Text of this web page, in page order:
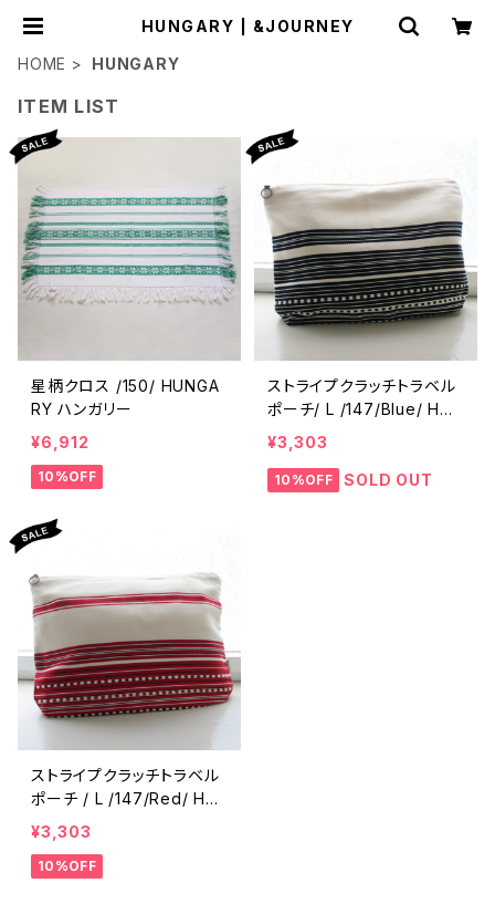
HUNGARY | &JOURNEY
HOME
HUNGARY
ITEM LIST
星柄クロス /150/ HUNGA
RY ハンガリー
¥6,912
10%OFF
ストライプクラッチトラベル
ポーチ/ L /147/Blue/ HUN
GARY ハンガリー
¥3,303
10%OFF SOLD OUT
ストライプクラッチトラベル
ポーチ / L /147/Red/ HU
NGARY ハンガリー
¥3,303
10%OFF